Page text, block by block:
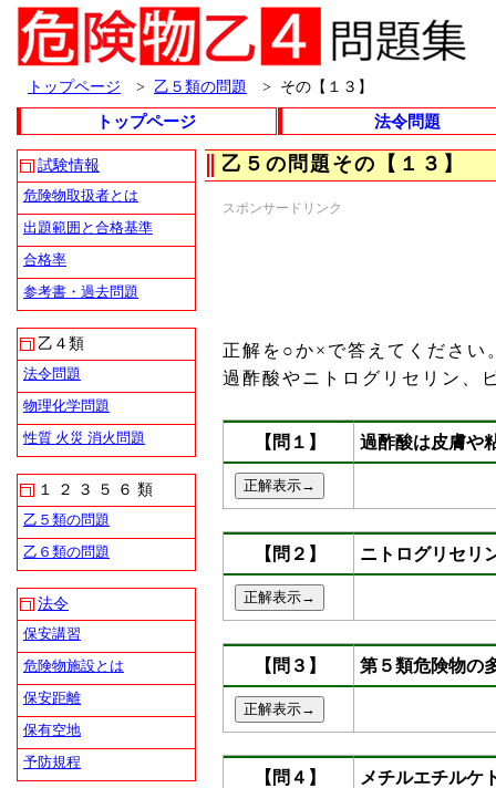
トップページ > 乙５類の問題 > その【１３】
トップページ
法令問題
乙５の問題その【１３】
スポンサードリンク
正解を○か×で答えてください
過酢酸やニトログリセリン、
【問１】 過酢酸は皮膚や
【問２】 ニトログリセリ
【問３】 第５類危険物の
【問４】 メチルエチルケ
試験情報
危険物取扱者とは
出題範囲と合格基準
合格率
参考書・過去問題
乙４類
法令問題
物理化学問題
性質 火災 消火問題
１ ２ ３ ５ ６ 類
乙５類の問題
乙６類の問題
法令
保安講習
危険物施設とは
保安距離
保有空地
予防規程